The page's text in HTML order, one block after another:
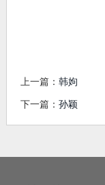
上一篇： 韩姁
下一篇： 孙颖